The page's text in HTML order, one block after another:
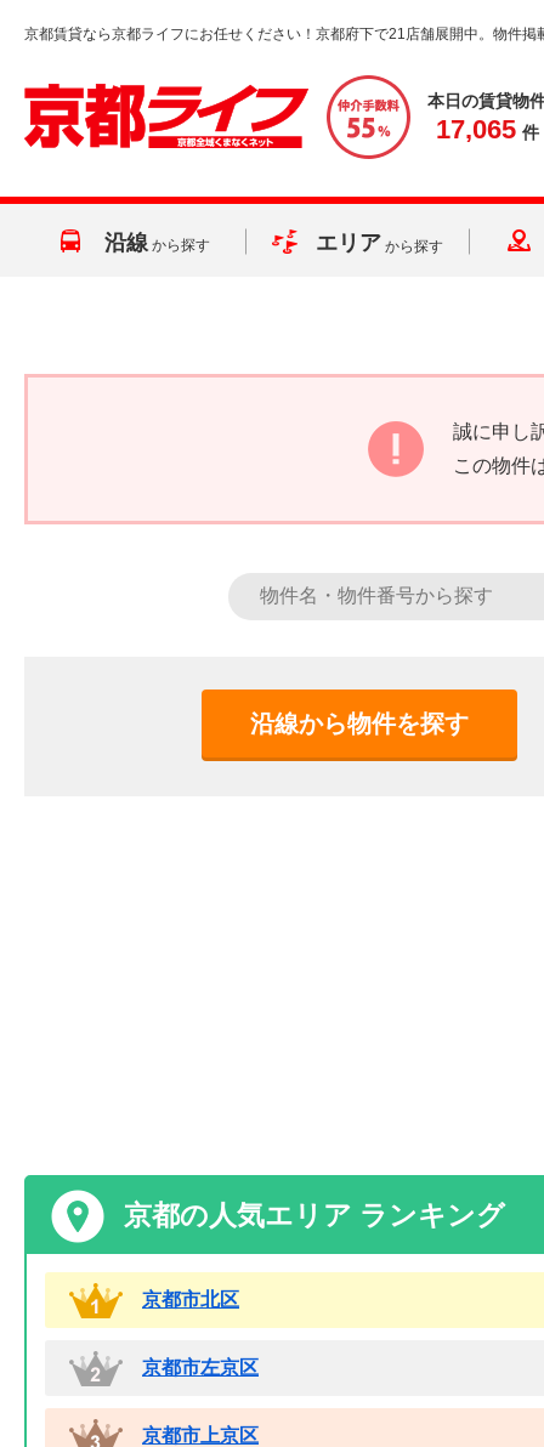
京都賃貸なら京都ライフにお任せください！京都府下で21店舗展開中。物件掲
本日の賃貸物
17,065 件
沿線 から探す エリア から探す
誠に申し
この物件
沿線から物件を探す
京都の人気エリア ランキング
京都市北区
京都市左京区
京都市上京区